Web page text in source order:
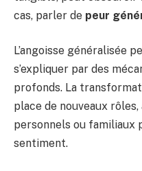
cas, parler de peur
L’angoisse généralisée
s’expliquer par des
profonds. La
place de nouveaux
personnels ou familiaux
sentiment.